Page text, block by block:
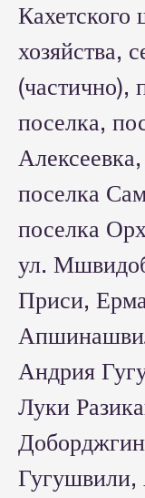
Кахетского
хозяйства,
(частично),
поселка,
поселка
поселка
ул.
Приси,
Андрия
Луки
Гугушвили,